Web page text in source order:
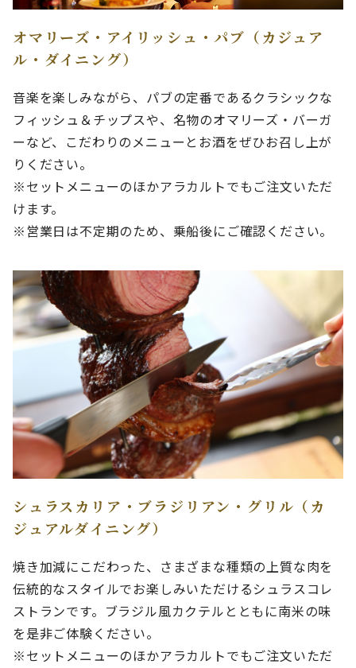
オマリーズ・アイリッシュ・パブ（カジュア
ル・ダイニング）
音楽を楽しみながら、パブの定番であるクラシックな
フィッシュ＆チップスや、名物のオマリーズ・バーガ
ーなど、こだわりのメニューとお酒をぜひお召し上が
りください。
※セットメニューのほかアラカルトでもご注文いただ
けます。
※営業日は不定期のため、乗船後にご確認ください。
シュラスカリア・ブラジリアン・グリル（カ
ジュアルダイニング）
焼き加減にこだわった、さまざまな種類の上質な肉を
伝統的なスタイルでお楽しみいただけるシュラスコレ
ストランです。ブラジル風カクテルとともに南米の味
を是非ご体験ください。
※セットメニューのほかアラカルトでもご注文いただ